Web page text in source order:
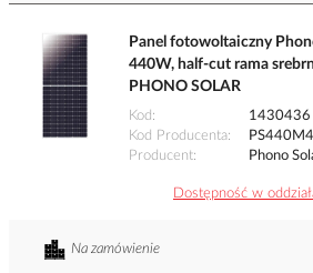
Panel fotowoltaiczny
440W, half-cut rama
PHONO SOLAR
Kod
1430436
Kod Producenta
Producent
Phono
Dostępność w
Na zamówienie